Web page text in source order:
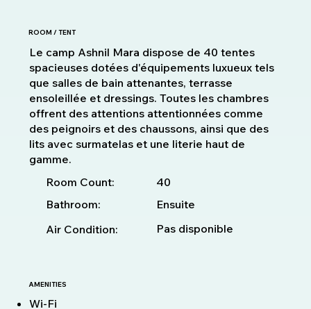
ROOM / TENT
Le camp Ashnil Mara dispose de 40 tentes
spacieuses dotées d'équipements luxueux tels
que salles de bain attenantes, terrasse
ensoleillée et dressings. Toutes les chambres
offrent des attentions attentionnées comme
des peignoirs et des chaussons, ainsi que des
lits avec surmatelas et une literie haut de
gamme.
Room Count:
40
Bathroom:
Ensuite
Air Condition:
Pas disponible
AMENITIES
Wi-Fi